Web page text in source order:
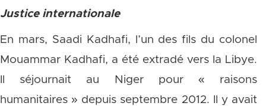
Justice internationale
En mars, Saadi Kadhafi, l’un des fils du colonel
Mouammar Kadhafi, a été extradé vers la Libye.
Il séjournait au Niger pour « raisons
humanitaires » depuis septembre 2012. Il y avait